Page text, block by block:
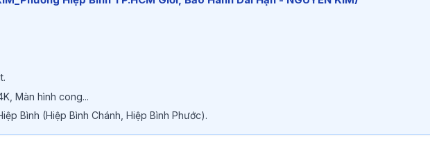
Màn hình cong...
Bình (Hiệp Bình Chánh, Hiệp Bình Phước).